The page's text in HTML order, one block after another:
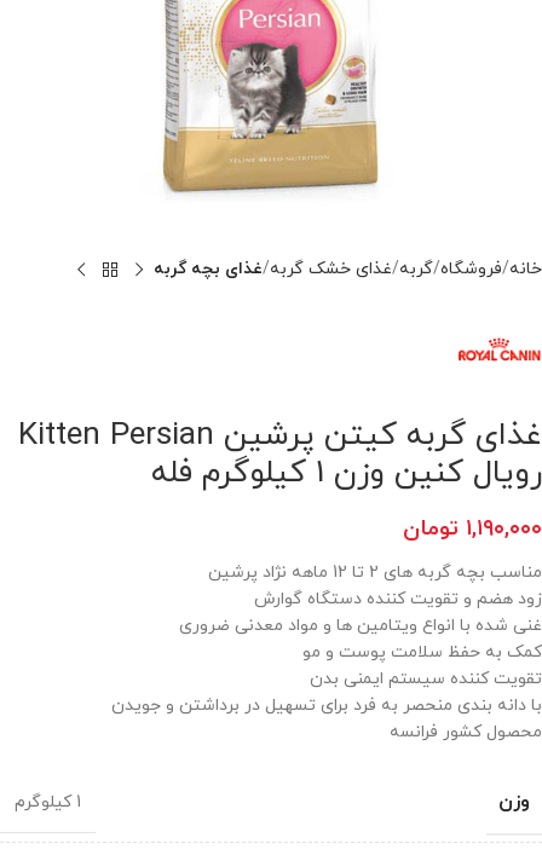
خانه فروشگاه گربه غذای خشک گربه غذای بچه گربه
غذای گربه کیتن پرشین Kitten Persian
رویال کنین وزن 1 کیلوگرم فله
۱,۱۹۰,۰۰۰ تومان
مناسب بچه گربه های 2 تا 12 ماهه نژاد پرشین
زود هضم و تقویت کننده دستگاه گوارش
غنی شده با انواع ویتامین ها و مواد معدنی ضروری
کمک به حفظ سلامت پوست و مو
تقویت کننده سیستم ایمنی بدن
با دانه بندی منحصر به فرد برای تسهیل در برداشتن و جویدن
محصول کشور فرانسه
وزن 1 کیلوگرم